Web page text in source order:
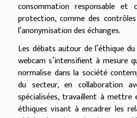
consommation responsable
protection, comme des
l’anonymisation des échanges.
Les débats autour de l’éthique
webcam s’intensifient à mesure
normalise dans la société
du secteur, en collaboration
spécialisées, travaillent à mettre
éthiques visant à encadrer les